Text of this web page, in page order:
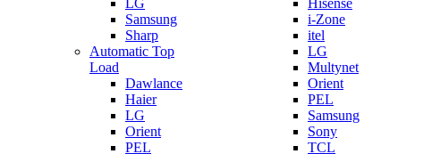
LG
Samsung
Sharp
Automatic Top
Load
Dawlance
Haier
LG
Orient
PEL
Hisense
i-Zone
itel
LG
Multynet
Orient
PEL
Samsung
Sony
TCL